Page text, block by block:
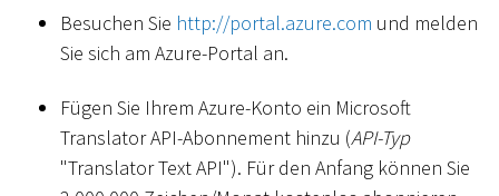
Besuchen Sie http://portal.azure.com und melden
Sie sich am Azure-Portal an.
Fügen Sie Ihrem Azure-Konto ein Microsoft
Translator API-Abonnement hinzu (API-Typ
"Translator Text API"). Für den Anfang können Sie